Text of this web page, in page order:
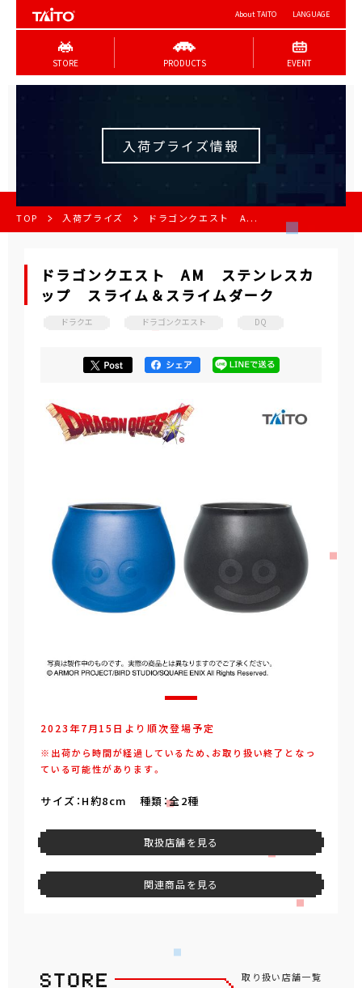
About TAITO LANGUAGE
STORE PRODUCTS EVENT
入荷プライズ情報
TOP 入荷プライズ ドラゴンクエスト A...
ドラゴンクエスト AM ステンレスカ
ップ スライム＆スライムダーク
ドラクエ ドラゴンクエスト DQ
2023年7月15日より順次登場予定
※出荷から時間が経過しているため、お取り扱い終了となっ
ている可能性があります。
サイズ：H約8cm 種類：全2種
取扱店舗を見る
関連商品を見る
取り扱い店舗一覧